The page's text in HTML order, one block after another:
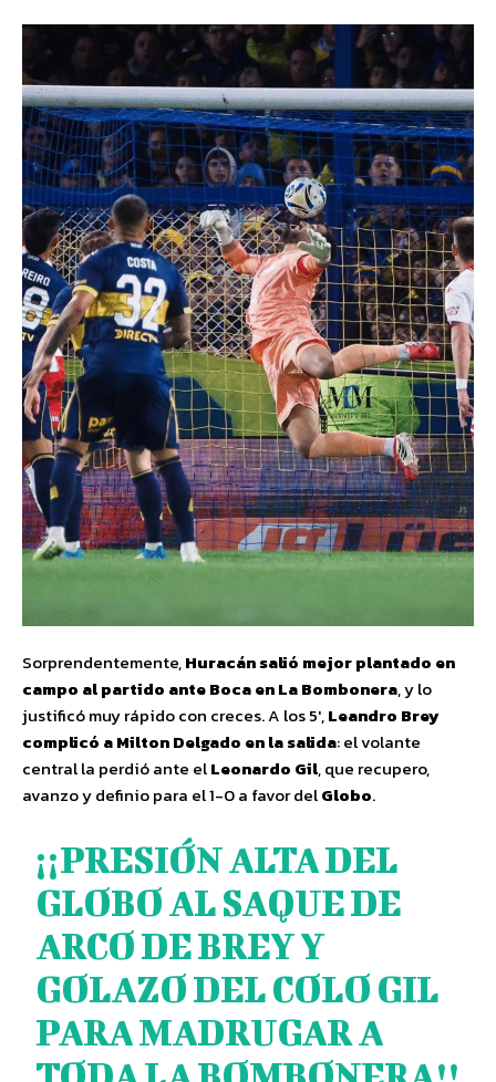
Sorprendentemente,Huracán salió mejor plantado en
campo al partido ante Boca en La Bombonera, y lo
justificó muy rápido con creces. A los 5′,Leandro Brey
complicó a Milton Delgado en la salida: el volante
central la perdió ante elLeonardo Gil, que recupero,
avanzo y definio para el 1-0 a favor delGlobo.
¡¡PRESIÓN ALTA DEL
GLOBO AL SAQUE DE
ARCO DE BREY Y
GOLAZO DEL COLO GIL
PARA MADRUGAR A